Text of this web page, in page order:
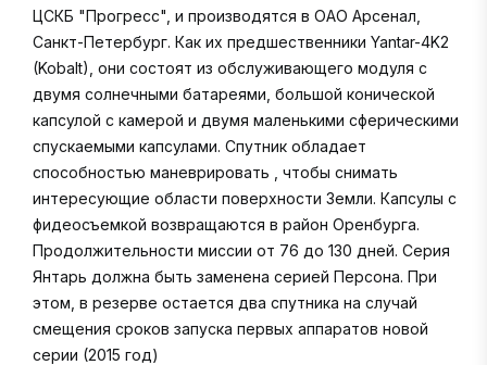
ЦСКБ "Прогресс", и производятся в ОАО Арсенал,
Санкт-Петербург. Как их предшественники Yantar-4K2
(Kobalt), они состоят из обслуживающего модуля с
двумя солнечными батареями, большой конической
капсулой с камерой и двумя маленькими сферическими
спускаемыми капсулами. Спутник обладает
способностью маневрировать , чтобы снимать
интересующие области поверхности Земли. Капсулы с
фидеосъемкой возвращаются в район Оренбурга.
Продолжительности миссии от 76 до 130 дней. Серия
Янтарь должна быть заменена серией Персона. При
этом, в резерве остается два спутника на случай
смещения сроков запуска первых аппаратов новой
серии (2015 год)